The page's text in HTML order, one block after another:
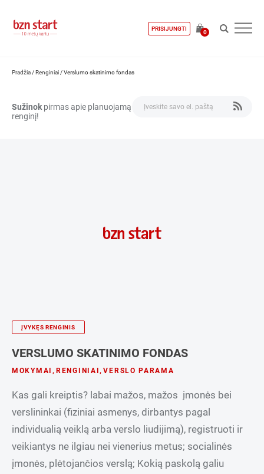
PRISIJUNGTI
0
Pradžia /Renginiai /Verslumo skatinimo fondas
Sužinok pirmas apie planuojamą
renginį!
ĮVYKĘS RENGINIS
VERSLUMO SKATINIMO FONDAS
MOKYMAI , RENGINIAI,VERSLO PARAMA
Kas gali kreiptis? labai mažos, mažos įmonės bei
verslininkai (fiziniai asmenys, dirbantys pagal
individualią veiklą arba verslo liudijimą), registruoti ir
veikiantys ne ilgiau nei vienerius metus; socialinės
įmonės, plėtojančios verslą; Kokią paskolą galiu